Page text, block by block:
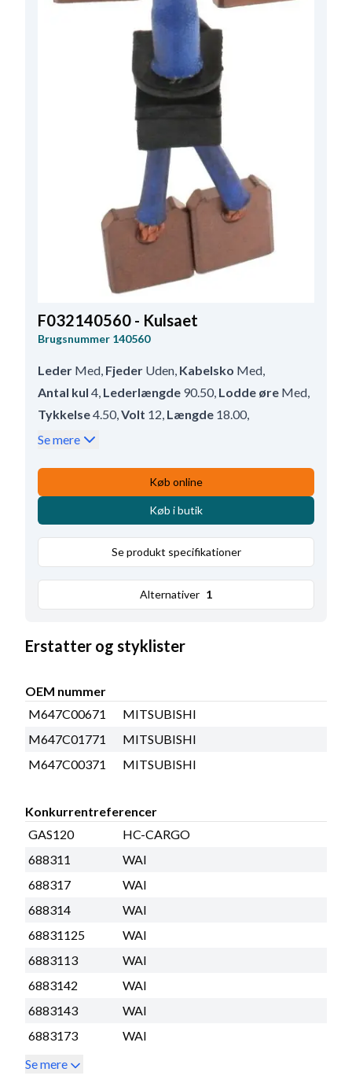
F032140560 - Kulsaet
Brugsnummer 140560
Leder Med, Fjeder Uden, Kabelsko Med,
Antal kul 4, Lederlængde 90.50, Lodde øre Med,
Tykkelse4.50,Volt 12, Længde 18.00,
Højde17.50
Se mere
Køb online
Køb i butik
Se produkt specifikationer
Alternativer 1
Erstatter og styklister
OEM nummer
M647C00671
MITSUBISHI
M647C01771
MITSUBISHI
M647C00371
MITSUBISHI
Konkurrentreferencer
GAS120
HC-CARGO
688311
WAI
688317
WAI
688314
WAI
68831125
WAI
6883113
WAI
6883142
WAI
6883143
WAI
6883173
WAI
Se mere